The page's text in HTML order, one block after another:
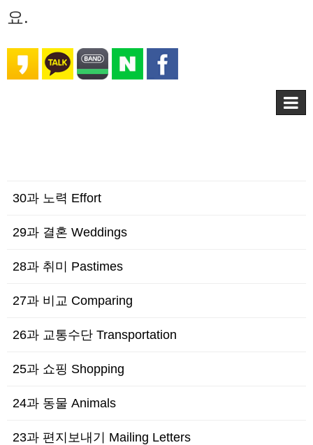
요.
30과 노력 Effort
29과 결혼 Weddings
28과 취미 Pastimes
27과 비교 Comparing
26과 교통수단 Transportation
25과 쇼핑 Shopping
24과 동물 Animals
23과 편지보내기 Mailing Letters